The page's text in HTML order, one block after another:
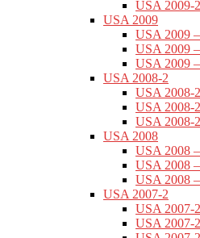
USA 2009-
USA 2009
USA 2009
USA 2009
USA 2009
USA 2008-2
USA 2008-
USA 2008-
USA 2008-
USA 2008
USA 2008
USA 2008
USA 2008
USA 2007-2
USA 2007-
USA 2007-